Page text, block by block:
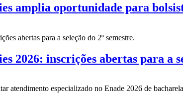
amplia oportunidade para
2026: inscrições abertas para a